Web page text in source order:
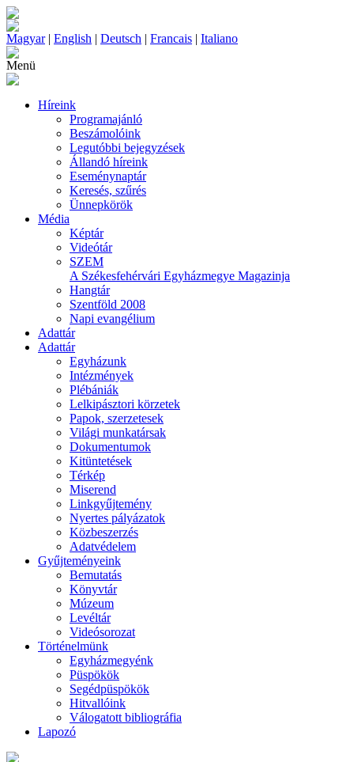
Magyar| English | Deutsch | Francais | Italiano
Menü
Híreink
Programajánló
Beszámolóink
Legutóbbi bejegyzések
Állandó híreink
Eseménynaptár
Keresés, szűrés
Ünnepkörök
Média
Képtár
Videótár
SZEM
A Székesfehérvári Egyházmegye Magazinja
Hangtár
Szentföld 2008
Napi evangélium
Adattár
Adattár
Egyházunk
Intézmények
Plébániák
Lelkipásztori körzetek
Papok, szerzetesek
Világi munkatársak
Dokumentumok
Kitüntetések
Térkép
Miserend
Linkgyűjtemény
Nyertes pályázatok
Közbeszerzés
Adatvédelem
Gyűjteményeink
Bemutatás
Könyvtár
Múzeum
Levéltár
Videósorozat
Történelmünk
Egyházmegyénk
Püspökök
Segédpüspökök
Hitvallóink
Válogatott bibliográfia
Lapozó